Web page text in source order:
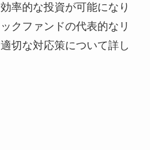
率的な投資が可能になり
クファンドの代表的なリ
切な対応策について詳し